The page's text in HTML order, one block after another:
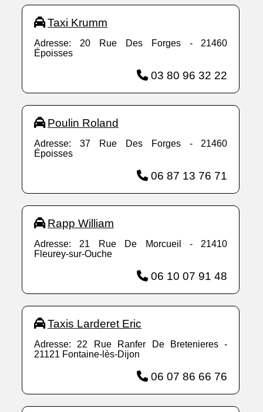
Taxi Krumm
Adresse: 20 Rue Des Forges - 21460
Époisses
03 80 96 32 22
Poulin Roland
Adresse: 37 Rue Des Forges - 21460
Époisses
06 87 13 76 71
Rapp William
Adresse: 21 Rue De Morcueil - 21410
Fleurey-sur-Ouche
06 10 07 91 48
Taxis Larderet Eric
Adresse: 22 Rue Ranfer De Bretenieres -
21121 Fontaine-lès-Dijon
06 07 86 66 76